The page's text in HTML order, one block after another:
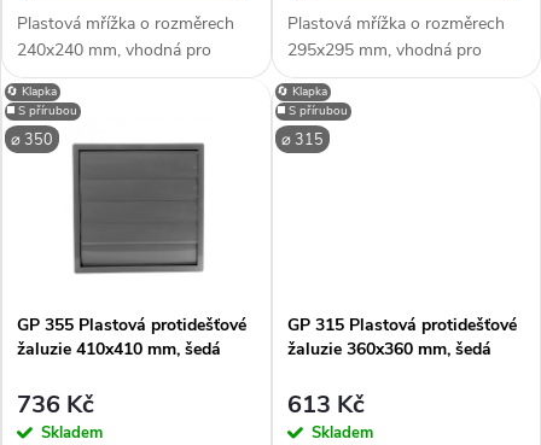
d
u
k
d
u
ů
Plastová mřížka o rozměrech
240x240 mm, vhodná pro
potrubí o průměru 200 mm.
Slouží k odsávání vzduchu, díky
gravitačním žaluziím vzduch
proudí pouze při zapnutém
Plastová mřížka o rozměrech
295x295 mm, vhodná pro
potrubí o průměru 250 mm.
Slouží k odsávání vzduchu, díky
gravitačním žaluziím vzduch
proudí pouze při zapnutém
🔄 Klapka
◼️ S přírubou
⌀ 350
GP 355 Plastová protidešťové
žaluzie 410x410 mm, šedá
736 Kč
Skladem
⌀ 315
🔄 Klapka
◼️ S přírubou
GP 315 Plastová protidešťové
žaluzie 360x360 mm, šedá
613 Kč
Skladem